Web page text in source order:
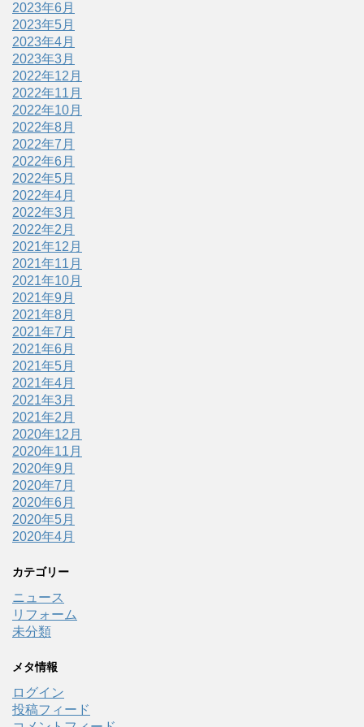
2023年6月
2023年5月
2023年4月
2023年3月
2022年12月
2022年11月
2022年10月
2022年8月
2022年7月
2022年6月
2022年5月
2022年4月
2022年3月
2022年2月
2021年12月
2021年11月
2021年10月
2021年9月
2021年8月
2021年7月
2021年6月
2021年5月
2021年4月
2021年3月
2021年2月
2020年12月
2020年11月
2020年9月
2020年7月
2020年6月
2020年5月
2020年4月
カテゴリー
ニュース
リフォーム
未分類
メタ情報
ログイン
投稿フィード